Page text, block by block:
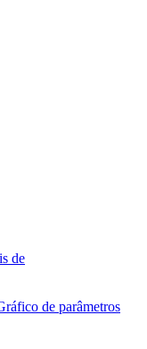
de
de parâmetros